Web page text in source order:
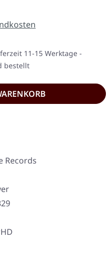
11-15 Werktage -
bestellt
Records